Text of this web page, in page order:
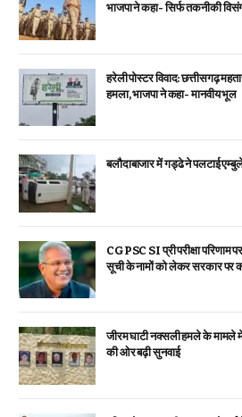
भाजपा ने कहा- सिर्फ तकनीकी
हरेली पोस्टर विवाद: छत्तीसगढ़
हमला, भाजपा ने कहा- मानवीय भूल
बलौदाबाजार में गड्ढे ने पलटाई
CGPSC SI प्री परीक्षा
सूची के नामों को लेकर सरकार पर
जीरम घाटी नक्सली हमले के
की ओर बढ़ी सुनवाई